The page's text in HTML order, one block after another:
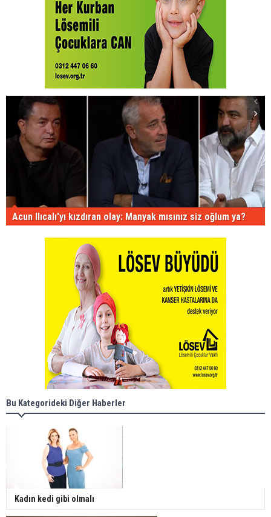
Acun Ilıcalı'yı kızdıran olay: Manyak mısınız siz oğlum ya?
Bu Kategorideki Diğer Haberler
Kadın kedi gibi olmalı